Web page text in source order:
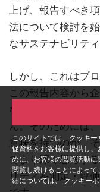
このサイトでは、クッキ
促資料をお客様に提供し
めに、お客様の閲覧活動
閲覧し続けることによっ
細については、クッキー
上げ、報告すべき
法について検討を
なサステナビリテ
しかし、これはプ
この報告内容から
なものに変える仕
ん。そのためには
意味を持つのか、
てより深く思考す
リティを測定・評